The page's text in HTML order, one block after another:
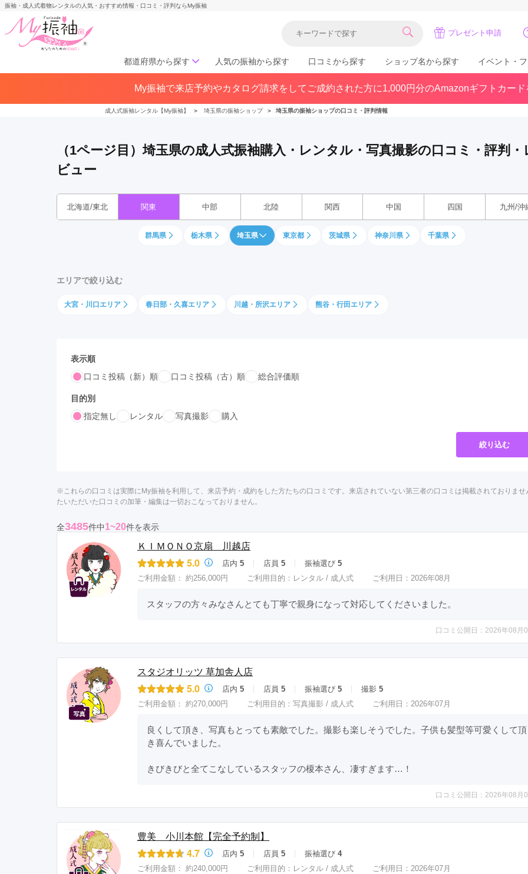
振袖・成人式着物レンタルの人気・おすすめ情報・口コミ・評判ならMy振袖
プレゼント申請
都道府県から探す
北海道／東北
北海道(141) 青森県(41)
岩手県(30)
関東
東京都(383)
千葉県(183)
山梨県(37)
新潟県(65)
人気の振袖から探す 口コミから探す ショップ名から探す イベント・
My振袖で来店予約やカタログ請求をしてご成約された方に1,000円分のAmazonギフトカー
成人式振袖レンタル【My振袖】 ＞ 埼玉県の振袖ショップ ＞ 埼玉県の振袖ショップの口コミ・評判情報
（1ページ目）埼玉県の成人式振袖購入・レンタル・写真撮影の口コミ・評判・
ビュー
北海道/東北 関東 中部 北陸 関西 中国 四国 九州/沖
群馬県 栃木県 埼玉県 東京都 茨城県 神奈川県 千葉県
エリアで絞り込む
大宮・川口エリア 春日部・久喜エリア 川越・所沢エリア 熊谷・行田エリア
表示順
口コミ投稿（新）順
口コミ投稿（古）順 総合評価順
目的別
指定無し
レンタル 写真撮影 購入
絞り込む
※これらの口コミは実際にMy振袖を利用して、来店予約・成約をした方たちの口コミです。来店されていない第三者の口コミは掲載されておりませ
たいただいた口コミの加筆・編集は一切おこなっておりません。
全3485件中1~20件を表示
ＫＩＭＯＮＯ京扇 川越店
5.0 店内 5 店員 5 振袖選び 5
ご利用金額： 約256,000円 ご利用目的： レンタル / 成人式 ご利用日：2026年08月
スタッフの方々みなさんとても丁寧で親身になって対応してくださいました。
口コミ公開日：2026年08月
スタジオリッツ 草加舎人店
5.0 店内 5 店員 5 振袖選び 5 撮影 5
ご利用金額： 約270,000円 ご利用目的： 写真撮影 / 成人式 ご利用日：2026年07月
良くして頂き、写真もとっても素敵でした。撮影も楽しそうでした。子供も髪型等可愛くして頂
き喜んでいました。
きびきびと全てこなしているスタッフの榎本さん、凄すぎます…！
口コミ公開日：2026年08月
豊美 小川本館【完全予約制】
4.7 店内 5 店員 5 振袖選び 4
ご利用金額： 約240,000円 ご利用目的： レンタル / 成人式 ご利用日：2026年07月